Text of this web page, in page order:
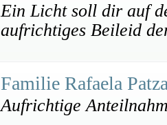
Ein Licht soll dir auf
aufrichtiges Beileid
Familie Rafaela
Aufrichtige